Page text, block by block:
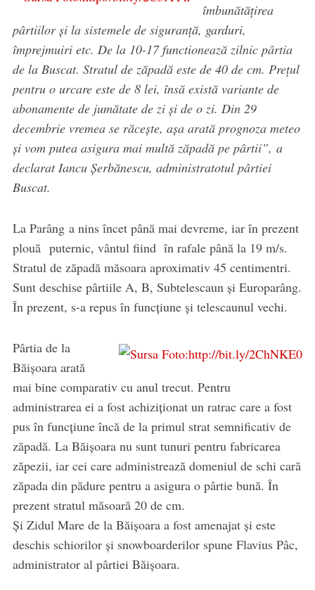
îmbunătățirea
pârtiilor și la sistemele de siguranță, garduri,
împrejmuiri etc. De la 10-17 functionează zilnic pârtia
de la Buscat. Stratul de zăpadă este de 40 de cm. Prețul
pentru o urcare este de 8 lei, însă există variante de
abonamente de jumătate de zi și de o zi. Din 29
decembrie vremea se răcește, așa arată prognoza meteo
și vom putea asigura mai multă zăpadă pe pârtii”, a
declarat Iancu Șerbănescu, administratotul pârtiei
Buscat.
La Parâng a nins încet până mai devreme, iar în prezent
plouă puternic, vântul fiind în rafale până la 19 m/s.
Stratul de zăpadă măsoara aproximativ 45 centimentri.
Sunt deschise pârtiile A, B, Subtelescaun și Europarâng.
În prezent, s-a repus în funcțiune și telescaunul vechi.
Pârtia de la
Băișoara arată
mai bine comparativ cu anul trecut. Pentru
administrarea ei a fost achiziționat un ratrac care a fost
pus în funcțiune încă de la primul strat semnificativ de
zăpadă. La Băișoara nu sunt tunuri pentru fabricarea
zăpezii, iar cei care administrează domeniul de schi cară
zăpada din pădure pentru a asigura o pârtie bună. În
prezent stratul măsoară 20 de cm.
Și Zidul Mare de la Băișoara a fost amenajat și este
deschis schiorilor și snowboarderilor spune Flavius Pâc,
administrator al pârtiei Băișoara.